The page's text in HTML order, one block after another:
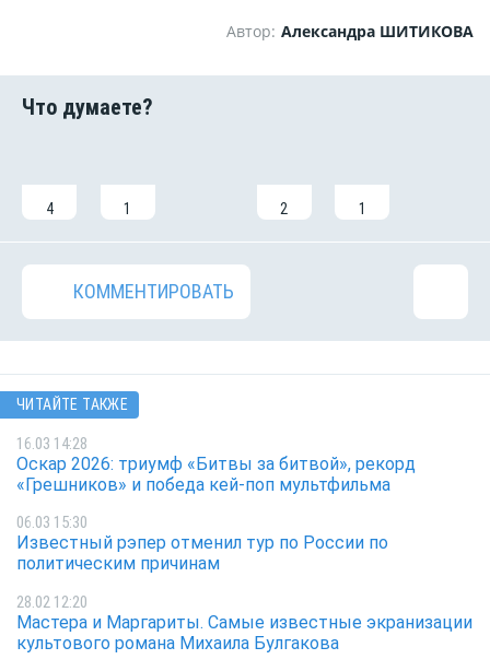
Автор: Александра ШИТИКОВА
4 1 2 1
КОММЕНТИРОВАТЬ
ЧИТАЙТЕ ТАКЖЕ
16.03 14:28
Оскар 2026: триумф «Битвы за битвой», рекорд
«Грешников» и победа кей-поп мультфильма
06.03 15:30
Известный рэпер отменил тур по России по
политическим причинам
28.02 12:20
Мастера и Маргариты. Самые известные экранизации
культового романа Михаила Булгакова